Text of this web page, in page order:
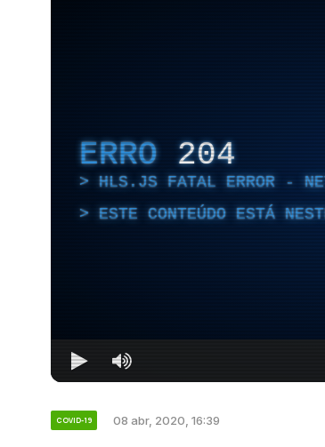
ERRO 204
HLS.JS FATAL ERROR -
ESTE CONTEÚDO ESTÁ
COVID-19 08 abr, 2020, 16:39